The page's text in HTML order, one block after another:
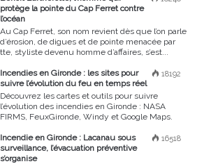
protège la pointe du Cap Ferret contre
l’océan
Au Cap Ferret, son nom revient dès que l’on parle
d’érosion, de digues et de pointe menacée par
styliste devenu homme d’affaires, s’est...
18192
Incendies en Gironde : les sites pour
suivre l’évolution du feu en temps réel
Découvrez les cartes et outils pour suivre
l’évolution des incendies en Gironde : NASA
FIRMS, FeuxGironde, Windy et Google Maps.
16518
Incendie en Gironde : Lacanau sous
surveillance, l’évacuation préventive
s’organise